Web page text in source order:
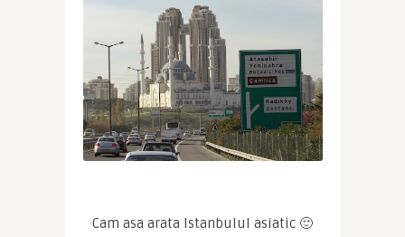
Cam asa arata Istanbulul asiatic 🙂